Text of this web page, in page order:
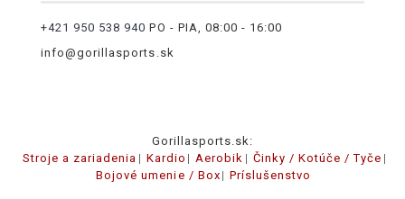
+421 950 538 940 PO - PIA, 08:00 - 16:00
info@gorillasports.sk
Gorillasports.sk:
Stroje a zariadenia
Kardio Aerobik
Činky / Kotúče / Tyče
Bojové umenie / Box
Príslušenstvo